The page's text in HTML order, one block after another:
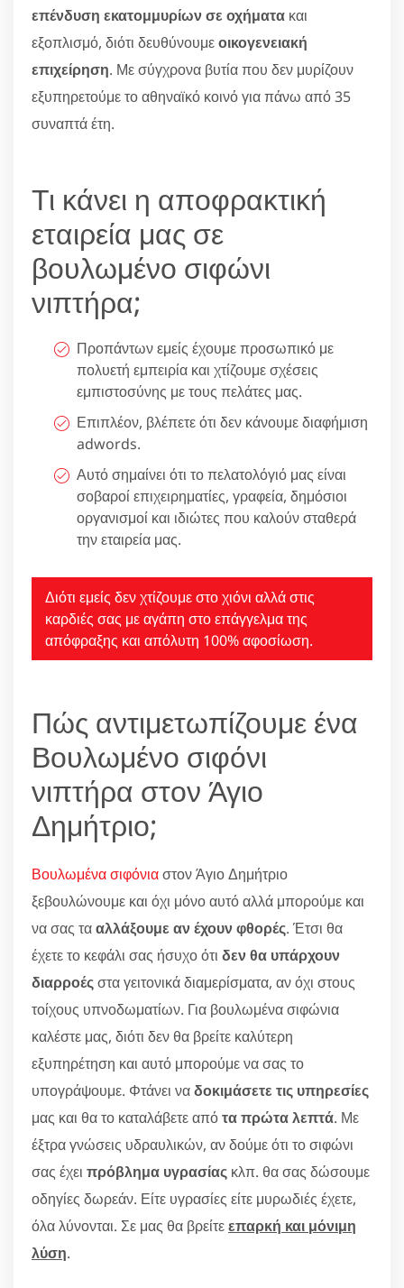
επένδυση εκατομμυρίων σε οχήματα και
εξοπλισμό, διότι δευθύνουμεοικογενειακή
επιχείρηση. Με σύγχρονα βυτία που δεν μυρίζουν
εξυπηρετούμε το αθηναϊκό κοινό για πάνω από 35
συναπτά έτη.
Τι κάνει η αποφρακτική
εταιρεία μας σε
βουλωμένο σιφώνι
νιπτήρα;
Προπάντων εμείς έχουμε προσωπικό με
πολυετή εμπειρία και χτίζουμε σχέσεις
εμπιστοσύνης με τους πελάτες μας.
Επιπλέον, βλέπετε ότι δεν κάνουμε διαφήμιση
adwords.
Αυτό σημαίνει ότι το πελατολόγιό μας είναι
σοβαροί επιχειρηματίες, γραφεία, δημόσιοι
οργανισμοί και ιδιώτες που καλούν σταθερά
την εταιρεία μας.
Διότι εμείς δεν χτίζουμε στο χιόνι αλλά στις
καρδιές σας με αγάπη στο επάγγελμα της
απόφραξης και απόλυτη 100% αφοσίωση.
Πώς αντιμετωπίζουμε ένα
Βουλωμένο σιφόνι
νιπτήρα στον Άγιο
Δημήτριο;
Βουλωμένα σιφόνιαστον Άγιο Δημήτριο
ξεβουλώνουμε και όχι μόνο αυτό αλλά μπορούμε και
να σας τααλλάξουμε αν έχουν φθορές. Έτσι θα
έχετε το κεφάλι σας ήσυχο ότι δεν θα υπάρχουν
διαρροέςστα γειτονικά διαμερίσματα, αν όχι στους
τοίχους υπνοδωματίων. Για βουλωμένα σιφώνια
καλέστε μας, διότι δεν θα βρείτε καλύτερη
εξυπηρέτηση και αυτό μπορούμε να σας το
υπογράψουμε. Φτάνει ναδοκιμάσετε τις υπηρεσίες
μας και θα το καταλάβετε απότα πρώτα λεπτά. Με
έξτρα γνώσεις υδραυλικών, αν δούμε ότι το σιφώνι
σας έχει πρόβλημα υγρασίας κλπ. θα σας δώσουμε
οδηγίες δωρεάν. Είτε υγρασίες είτε μυρωδιές έχετε,
όλα λύνονται. Σε μας θα βρείτεεπαρκή και μόνιμη
λύση.